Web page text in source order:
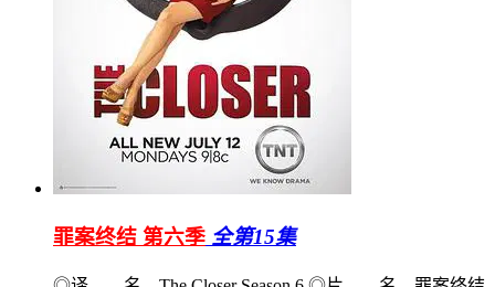
罪案终结 第六季 全第15集